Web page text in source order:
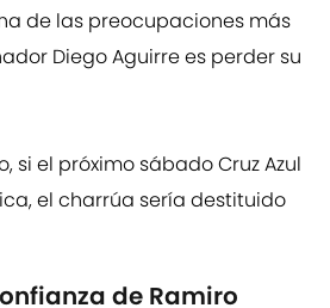
de las preocupaciones más
Diego Aguirre es perder su
si el próximo sábado Cruz Azul
el charrúa sería destituido
de Ramiro